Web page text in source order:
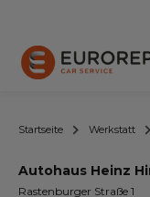
Startseite Werkstatt
Autohaus Heinz
Rastenburger Straße 1